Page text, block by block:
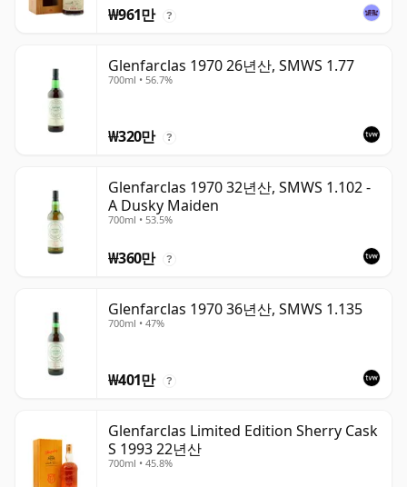
₩961만 ?
Glenfarclas 1970 26년산, SMWS 1.77
700ml • 56.7%
₩320만 ?
Glenfarclas 1970 32년산, SMWS 1.102 -
A Dusky Maiden
700ml • 53.5%
₩360만 ?
Glenfarclas 1970 36년산, SMWS 1.135
700ml • 47%
₩401만 ?
Glenfarclas Limited Edition Sherry Cask
S 1993 22년산
700ml • 45.8%